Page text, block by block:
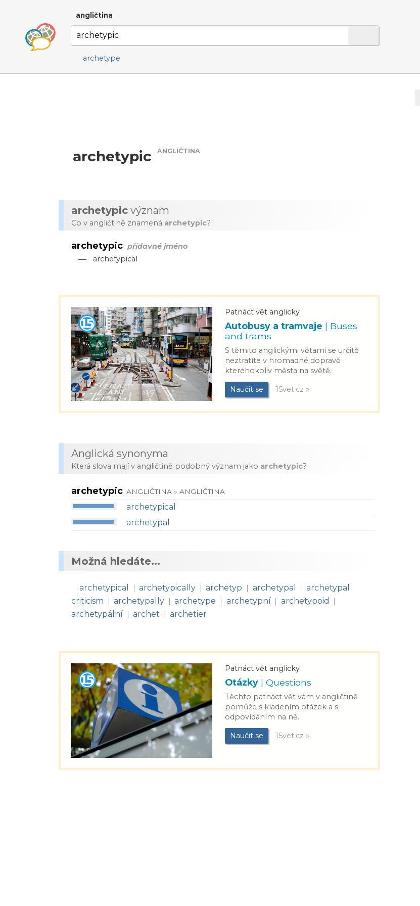
angličtina
archetype
archetypic ANGLIČTINA
archetypic význam
Co v angličtině znamená archetypic?
archetypic přídavné jméno
— archetypical
Patnáct vět anglicky
Autobusy a tramvaje | Buses
and trams
S těmito anglickými větami se určitě
neztratíte v hromadné dopravě
kteréhokoliv města na světě.
Naučit se 15vet.cz »
Anglická synonyma
Která slova mají v angličtině podobný význam jako archetypic?
archetypic ANGLIČTINA » ANGLIČTINA
archetypical
archetypal
Možná hledáte...
archetypical | archetypically | archetyp | archetypal | archetypal
criticism
| archetypally | archetype | archetypní | archetypoid |
archetypální | archet | archetier
Patnáct vět anglicky
Otázky | Questions
Těchto patnáct vět vám v angličtině
pomůže s kladením otázek a s
odpovídáním na ně.
Naučit se 15vet.cz »